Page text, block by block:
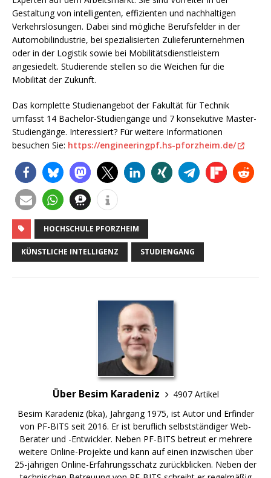
Gestaltung von intelligenten, effizienten und nachhaltigen
Verkehrslösungen. Dabei sind mögliche Berufsfelder in der
Automobilindustrie, bei spezialisierten Zulieferunternehmen
oder in der Logistik sowie bei Mobilitätsdienstleistern
angesiedelt. Studierende stellen so die Weichen für die
Mobilität der Zukunft.
Das komplette Studienangebot der Fakultät für Technik
umfasst 14 Bachelor-Studiengänge und 7 konsekutive Master-
Studiengänge. Interessiert? Für weitere Informationen
besuchen Sie: https://engineeringpf.hs-pforzheim.de/
HOCHSCHULE PFORZHEIM
KÜNSTLICHE INTELLIGENZ STUDIENGANG
Über Besim Karadeniz
4907 Artikel
Besim Karadeniz (bka), Jahrgang 1975, ist Autor und Erfinder
von PF-BITS seit 2016. Er ist beruflich selbstständiger Web-
Berater und -Entwickler. Neben PF-BITS betreut er mehrere
weitere Online-Projekte und kann auf einen inzwischen über
25-jährigen Online-Erfahrungsschatz zurückblicken. Neben der